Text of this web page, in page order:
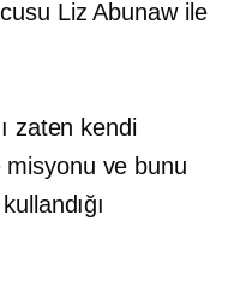
Liz Abunaw ile
zaten kendi
misyonu ve bunu